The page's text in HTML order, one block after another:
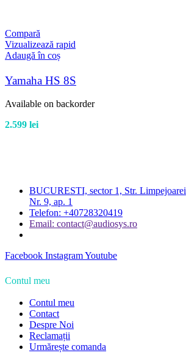
Compară
Vizualizează rapid
Adaugă în coș
Yamaha HS 8S
Available on backorder
2.599 lei
BUCURESTI, sector 1, Str. Limpejoarei
Nr. 9, ap. 1
Telefon: +40728320419
Email: contact@audiosys.ro
Facebook InstagramYoutube
Contul meu
Contul meu
Contact
Despre Noi
Reclamații
Urmărește comanda